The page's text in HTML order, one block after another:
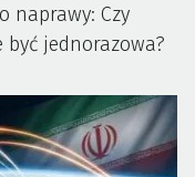
naprawy: Czy
jednorazowa?